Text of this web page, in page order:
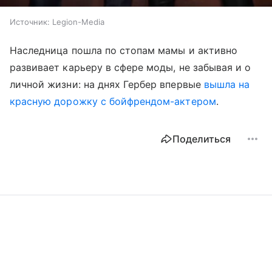
Источник: Legion-Media
Наследница пошла по стопам мамы и активно
развивает карьеру в сфере моды, не забывая и о
личной жизни: на днях Гербер впервые вышла на
красную дорожку с бойфрендом-актером.
Поделиться